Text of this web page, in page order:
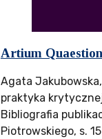
Artium
Agata
praktyka
Bibliografia
Piotrowskiego, s.